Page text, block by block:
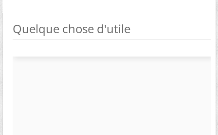
Quelque chose d'utile